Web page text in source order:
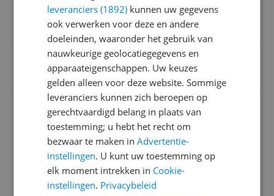
Maximale druk
8713415135428
Aansluitingen
Algemene kenmerken
Eigenschappen
Functies
leveranciers (1892) kunnen uw gegevens
ook verwerken voor deze en andere
doeleinden, waaronder het gebruik van
nauwkeurige geolocatiegegevens en
apparaateigenschappen. Uw keuzes
gelden alleen voor deze website. Sommige
leveranciers kunnen zich beroepen op
gerechtvaardigd belang in plaats van
toestemming; u hebt het recht om
bezwaar te maken inAdvertentie-
instellingen. U kunt uw toestemming op
elk moment intrekken in Cookie-
instellingen. Privacybeleid